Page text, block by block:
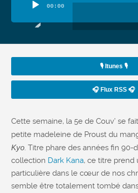
audio
00:00
🎙️ Itunes 🎙️
🎧 Flux RSS 🎧
Cette semaine, la 5e de Couv’ se
petite madeleine de Proust du
Kyo. Titre phare des années fin 90-
collection Dark Kana, ce titre prend
particulière dans le cœur de nos
semble être totalement tombé